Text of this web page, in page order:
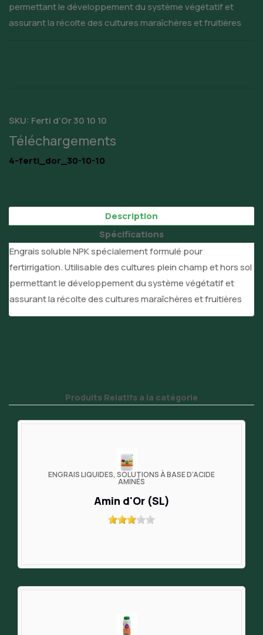
permettant le développement du système végétatif et
assurant la récolte des cultures maraîchères et fruitières
SKU: Ferti d’Or 30 10 10
Téléchargements
4-ferti_dor_30-10-10
Description
Spécifications
Engrais soluble NPK spécialement formulé pour
fertirrigation. Utilisable des cultures plein champ et hors sol
permettant le développement du système végétatif et
assurant la récolte des cultures maraîchères et fruitières
Produits Relatifs a la catégorie
ENGRAIS LIQUIDES, SOLUTIONS À BASE D’ACIDE
AMINÉS
Amin d'Or (SL)